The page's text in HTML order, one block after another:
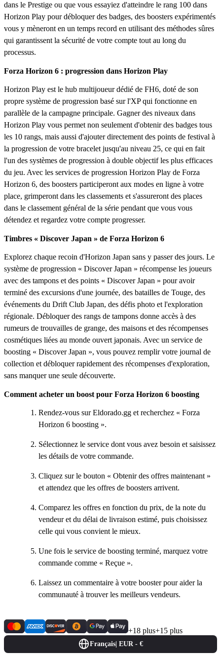
dans le Prestige ou que vous essayiez d'atteindre le rang 100 dans
Horizon Play pour débloquer des badges, des boosters expérimentés
vous y mèneront en un temps record en utilisant des méthodes sûres
qui garantissent la sécurité de votre compte tout au long du
processus.
Forza Horizon 6 : progression dans Horizon Play
Horizon Play est le hub multijoueur dédié de FH6, doté de son
propre système de progression basé sur l'XP qui fonctionne en
parallèle de la campagne principale. Gagner des niveaux dans
Horizon Play vous permet non seulement d'obtenir des badges tous
les 10 rangs, mais aussi d'ajouter directement des points de festival à
la progression de votre bracelet jusqu'au niveau 25, ce qui en fait
l'un des systèmes de progression à double objectif les plus efficaces
du jeu. Avec les services de progression Horizon Play de Forza
Horizon 6, des boosters participeront aux modes en ligne à votre
place, grimperont dans les classements et s'assureront des places
dans le classement général de la série pendant que vous vous
détendez et regardez votre compte progresser.
Timbres « Discover Japan » de Forza Horizon 6
Explorez chaque recoin d'Horizon Japan sans y passer des jours. Le
système de progression « Discover Japan » récompense les joueurs
avec des tampons et des points « Discover Japan » pour avoir
terminé des excursions d'une journée, des batailles de Touge, des
événements du Drift Club Japan, des défis photo et l'exploration
régionale. Débloquer des rangs de tampons donne accès à des
rumeurs de trouvailles de grange, des maisons et des récompenses
cosmétiques liées au monde ouvert japonais. Avec un service de
boosting « Discover Japan », vous pouvez remplir votre journal de
collection et débloquer rapidement des récompenses d'exploration,
sans manquer une seule découverte.
Comment acheter un boost pour Forza Horizon 6 boosting
Rendez-vous sur Eldorado.gg et recherchez « Forza
Horizon 6 boosting ».
Sélectionnez le service dont vous avez besoin et saisissez
les détails de votre commande.
Cliquez sur le bouton « Obtenir des offres maintenant »
et attendez que les offres de boosters arrivent.
Comparez les offres en fonction du prix, de la note du
vendeur et du délai de livraison estimé, puis choisissez
celle qui vous convient le mieux.
Une fois le service de boosting terminé, marquez votre
commande comme « Reçue ».
Laissez un commentaire à votre booster pour aider la
communauté à trouver les meilleurs vendeurs.
+18 plus+15 plus
Français EUR - €